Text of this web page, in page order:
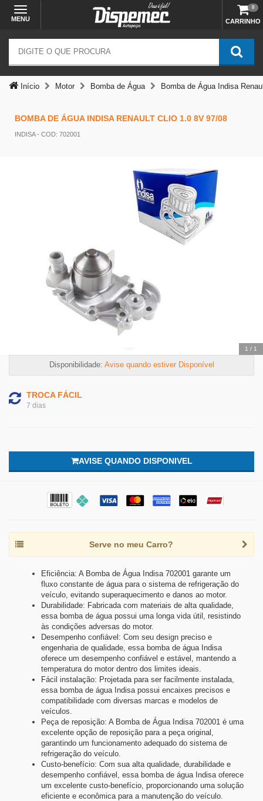
MENU CARRINHO
0
Início Motor Bomba de Água Bomba de Água Indisa
BOMBA DE ÁGUA INDISA RENAULT CLIO 1.0 8V 97/08
INDISA- COD: 702001
1 / 1
Disponibilidade: Avise quando estiver Disponível
TROCA FÁCIL
7 dias
AVISE QUANDO DISPONIVEL
Temos outras opções mais
adequadas
Serve no meu Carro?
Eficiência: A Bomba de Água Indisa 702001 garante um
fluxo constante de água para o sistema de refrigeração do
veículo, evitando superaquecimento e danos ao motor.
Durabilidade: Fabricada com materiais de alta qualidade,
essa bomba de água possui uma longa vida útil, resistindo
às condições adversas do motor.
Desempenho confiável: Com seu design preciso e
engenharia de qualidade, essa bomba de água Indisa
oferece um desempenho confiável e estável, mantendo a
temperatura do motor dentro dos limites ideais.
Fácil instalação: Projetada para ser facilmente instalada,
essa bomba de água Indisa possui encaixes precisos e
compatibilidade com diversas marcas e modelos de
veículos.
Peça de reposição: A Bomba de Água Indisa 702001 é uma
excelente opção de reposição para a peça original,
garantindo um funcionamento adequado do sistema de
refrigeração do veículo.
Custo-benefício: Com sua alta qualidade, durabilidade e
desempenho confiável, essa bomba de água Indisa oferece
um excelente custo-benefício, proporcionando uma solução
eficiente e econômica para a manutenção do veículo.